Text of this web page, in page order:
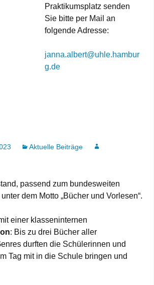
Praktikumsplatz senden
Sie bitte per Mail an
folgende Adresse:
janna.albert@uhle.hambur
g.de
Aktuelle Beiträge
passend zum bundesweiten
dem Motto „Bücher und Vorlesen“.
einer klasseninternen
: Bis zu drei Bücher aller
durften die Schülerinnen und
Tag mit in die Schule bringen und